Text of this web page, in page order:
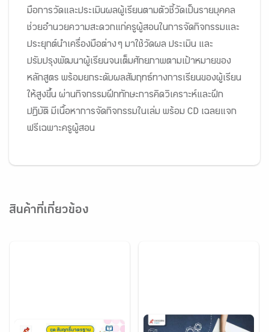
มือการวัดและประเมินผลผู้เรียนตามตัวชี้วัดเป็นรายบุคคล
ช่วยอำนวยความสะดวกแก่ครูผู้สอนในการจัดกิจกรรมและ
ประยุกต์นำเครื่องมือต่าง ๆ มาใช้วัดผล ประเมิน และ
ปรับปรุงพัฒนาผู้เรียนจนเต็มศักยภาพตามเป้าหมายของ
หลักสูตร พร้อมยกระดับผลสัมฤทธ์ทางการเรียนของผู้เรียน
ให้สูงขึ้น ผ่านกิจกรรมฝึกทักษะการคิดวิเคราะห์และฝึก
ปฏิบัติ มีเนื้อหาการจัดกิจกรรมในเล่ม พร้อม CD เฉลยแจก
ฟรีเฉพาะครูผู้สอน
สินค้าที่เกี่ยวข้อง